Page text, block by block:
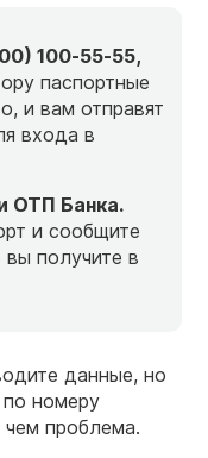
100‑55‑55,
паспортные
и вам отправят
входа в
ОТП Банка.
и сообщите
получите в
данные, но
номеру
проблема.